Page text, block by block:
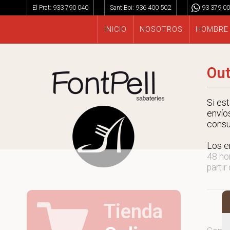
El Prat: 933 790 040 Sant Boi: 936 400 502 93 379
INICIO NOSOTROS HOMBRE
Tienda
Si
Los
48
partir